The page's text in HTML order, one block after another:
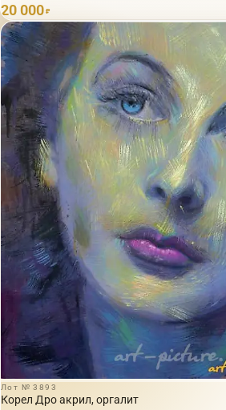
20 000 ₽
Лот № 3893
Корел Дро акрил, оргалит